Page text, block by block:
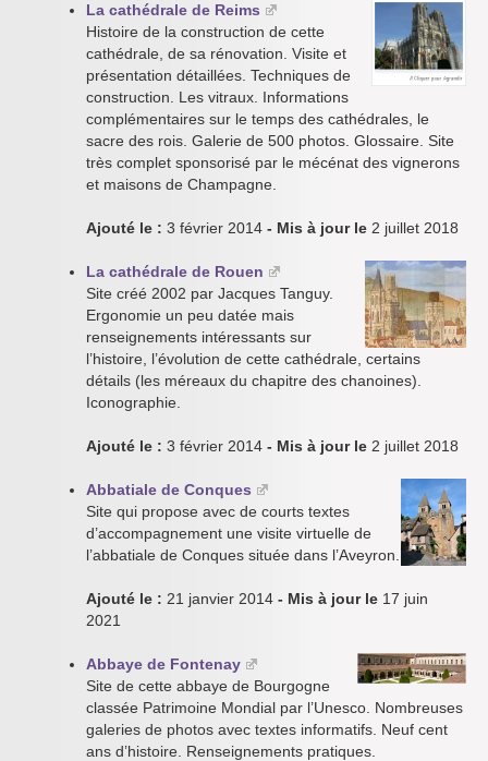
La cathédrale de Reims
Histoire de la construction de cette
cathédrale, de sa rénovation. Visite et
présentation détaillées. Techniques de
construction. Les vitraux. Informations
complémentaires sur le temps des cathédrales, le
sacre des rois. Galerie de 500 photos. Glossaire. Site
très complet sponsorisé par le mécénat des vignerons
et maisons de Champagne.
Ajouté le : 3 février 2014 - Mis à jour le 2 juillet 2018
La cathédrale de Rouen
Site créé 2002 par Jacques Tanguy.
Ergonomie un peu datée mais
renseignements intéressants sur
l’histoire, l’évolution de cette cathédrale, certains
détails (les méreaux du chapitre des chanoines).
Iconographie.
Ajouté le : 3 février 2014 - Mis à jour le 2 juillet 2018
Abbatiale de Conques
Site qui propose avec de courts textes
d’accompagnement une visite virtuelle de
l’abbatiale de Conques située dans l’Aveyron.
Ajouté le : 21 janvier 2014 - Mis à jour le 17 juin
2021
Abbaye de Fontenay
Site de cette abbaye de Bourgogne
classée Patrimoine Mondial par l’Unesco. Nombreuses
galeries de photos avec textes informatifs. Neuf cent
ans d’histoire. Renseignements pratiques.